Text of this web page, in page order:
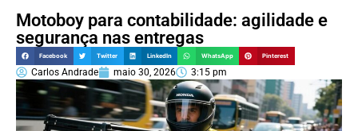
Motoboy para contabilidade: agilidade e
segurança nas entregas
Facebook Twitter LinkedIn WhatsApp Pinterest
Carlos Andrade maio 30, 2026 3:15 pm